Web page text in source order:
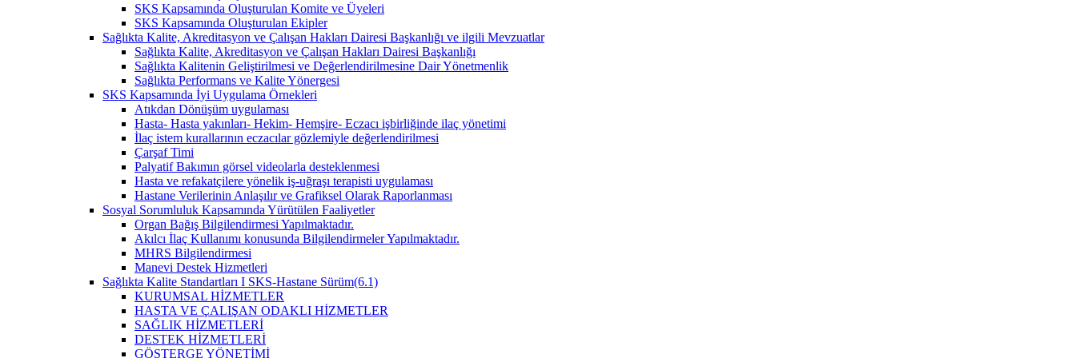
SKS Kapsamında Oluşturulan Komite ve Üyeleri
SKS Kapsamında Oluşturulan Ekipler
Sağlıkta Kalite, Akreditasyon ve Çalışan Hakları Dairesi Başkanlığı ve ilgili Mevzuatlar
Sağlıkta Kalite, Akreditasyon ve Çalışan Hakları Dairesi Başkanlığı
Sağlıkta Kalitenin Geliştirilmesi ve Değerlendirilmesine Dair Yönetmenlik
Sağlıkta Performans ve Kalite Yönergesi
SKS Kapsamında İyi Uygulama Örnekleri
Atıkdan Dönüşüm uygulaması
Hasta- Hasta yakınları- Hekim- Hemşire- Eczacı işbirliğinde ilaç yönetimi
İlaç istem kurallarının eczacılar gözlemiyle değerlendirilmesi
Çarşaf Timi
Palyatif Bakımın görsel videolarla desteklenmesi
Hasta ve refakatçilere yönelik iş-uğraşı terapisti uygulaması
Hastane Verilerinin Anlaşılır ve Grafiksel Olarak Raporlanması
Sosyal Sorumluluk Kapsamında Yürütülen Faaliyetler
Organ Bağış Bilgilendirmesi Yapılmaktadır.
Akılcı İlaç Kullanımı konusunda Bilgilendirmeler Yapılmaktadır.
MHRS Bilgilendirmesi
Manevi Destek Hizmetleri
Sağlıkta Kalite Standartları I SKS-Hastane Sürüm(6.1)
KURUMSAL HİZMETLER
HASTA VE ÇALIŞAN ODAKLI HİZMETLER
SAĞLIK HİZMETLERİ
DESTEK HİZMETLERİ
GÖSTERGE YÖNETİMİ